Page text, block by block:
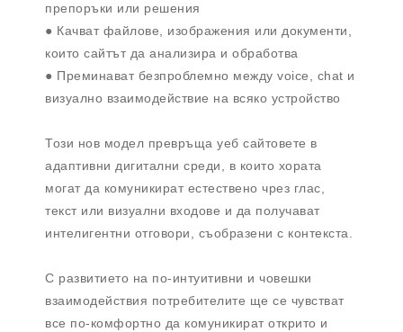
препоръки или решения
● Качват файлове, изображения или документи,
които сайтът да анализира и обработва
● Преминават безпроблемно между voice, chat и
визуално взаимодействие на всяко устройство
Този нов модел превръща уеб сайтовете в
адаптивни дигитални среди, в които хората
могат да комуникират естествено чрез глас,
текст или визуални входове и да получават
интелигентни отговори, съобразени с контекста.
С развитието на по-интуитивни и човешки
взаимодействия потребителите ще се чувстват
все по-комфортно да комуникират открито и